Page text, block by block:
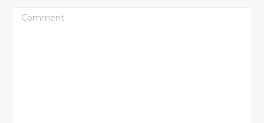
Comment